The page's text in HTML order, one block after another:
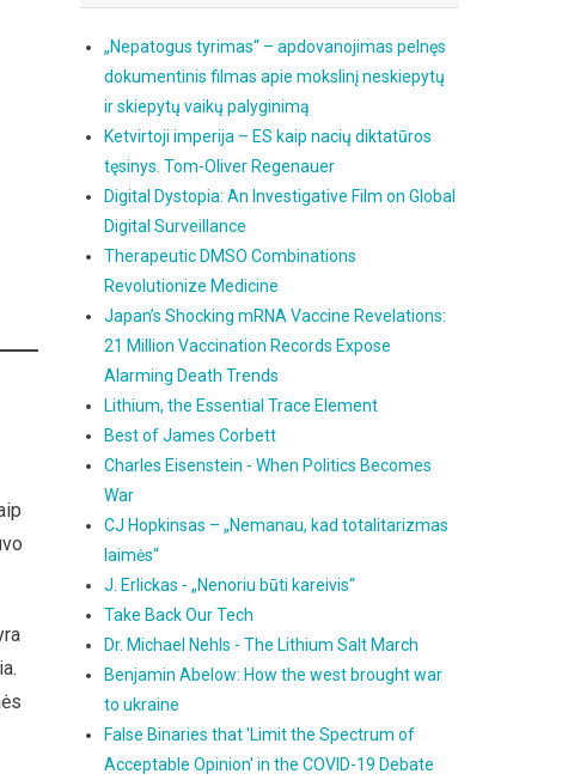
„Nepatogus tyrimas“ – apdovanojimas pelnęs
dokumentinis filmas apie mokslinį neskiepytų
ir skiepytų vaikų palyginimą
Ketvirtoji imperija – ES kaip nacių diktatūros
tęsinys. Tom-Oliver Regenauer
Digital Dystopia: An Investigative Film on Global
Digital Surveillance
Therapeutic DMSO Combinations
Revolutionize Medicine
Japan’s Shocking mRNA Vaccine Revelations:
21 Million Vaccination Records Expose
Alarming Death Trends
Lithium, the Essential Trace Element
Best of James Corbett
Charles Eisenstein - When Politics Becomes
War
CJ Hopkinsas – „Nemanau, kad totalitarizmas
laimės“
J. Erlickas - „Nenoriu būti kareivis“
Take Back Our Tech
Dr. Michael Nehls - The Lithium Salt March
Benjamin Abelow: How the west brought war
to ukraine
False Binaries that 'Limit the Spectrum of
Acceptable Opinion' in the COVID-19 Debate